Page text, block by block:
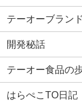
テーオーブラン
開発秘話
テーオー食品の
はらぺこTO日記